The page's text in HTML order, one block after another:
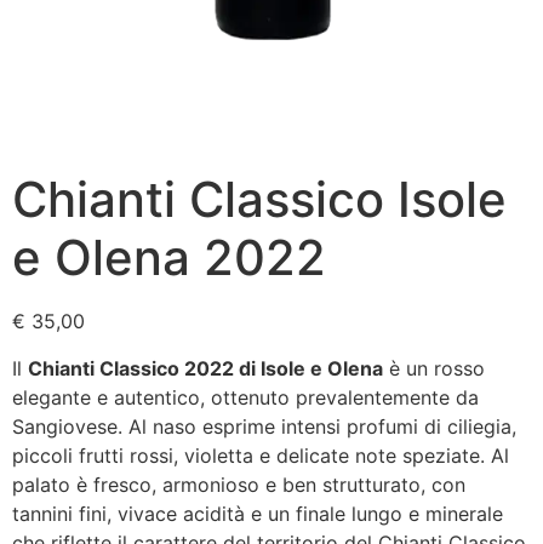
Chianti Classico Isole
e Olena 2022
€ 35,00
Il Chianti Classico 2022 di Isole e Olena è un rosso
elegante e autentico, ottenuto prevalentemente da
Sangiovese. Al naso esprime intensi profumi di ciliegia,
piccoli frutti rossi, violetta e delicate note speziate. Al
palato è fresco, armonioso e ben strutturato, con
tannini fini, vivace acidità e un finale lungo e minerale